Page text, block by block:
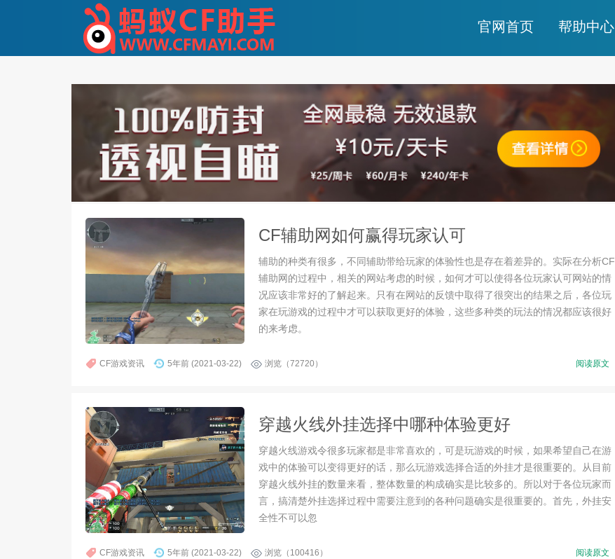
官网首页 帮助中心
CF辅助网如何赢得玩家认可
辅助的种类有很多，不同辅助带给玩家的体验性也是存在着差异的。实际在分析CF
辅助网的过程中，相关的网站考虑的时候，如何才可以使得各位玩家认可网站的情
况应该非常好的了解起来。只有在网站的反馈中取得了很突出的结果之后，各位玩
家在玩游戏的过程中才可以获取更好的体验，这些多种类的玩法的情况都应该很好
的来考虑。
CF游戏资讯 5年前 (2021-03-22) 浏览（72720） 阅读原文
穿越火线外挂选择中哪种体验更好
穿越火线游戏令很多玩家都是非常喜欢的，可是玩游戏的时候，如果希望自己在游
戏中的体验可以变得更好的话，那么玩游戏选择合适的外挂才是很重要的。从目前
穿越火线外挂的数量来看，整体数量的构成确实是比较多的。所以对于各位玩家而
言，搞清楚外挂选择过程中需要注意到的各种问题确实是很重要的。首先，外挂安
全性不可以忽
CF游戏资讯 5年前 (2021-03-22) 浏览（100416） 阅读原文